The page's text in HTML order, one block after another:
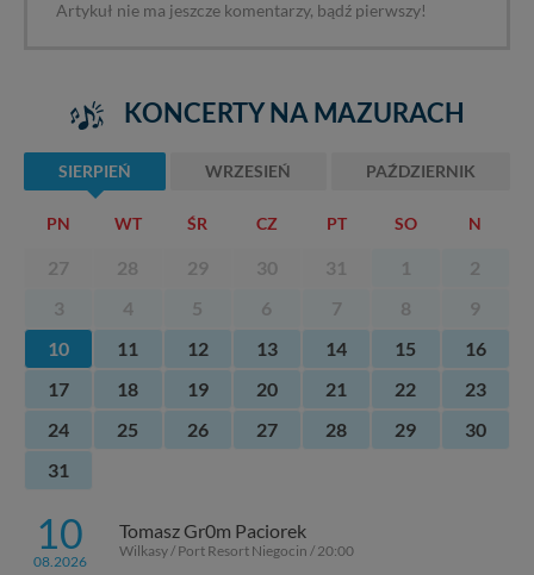
Artykuł nie ma jeszcze komentarzy, bądź pierwszy!
KONCERTY NA MAZURACH
SIERPIEŃ WRZESIEŃ PAŹDZIERNIK
PN WT ŚR CZ PT SO N
27 28 29 30 31 1
2
3
4 5 6 7 8
9
10
11 12 13 14 15
16
17
18 19 20 21 22
23
24
25 26 27 28 29
30
31
10
08.2026
Tomasz Gr0m Paciorek
Wilkasy / Port Resort Niegocin / 20:00